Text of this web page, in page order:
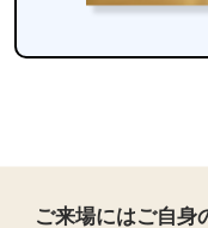
ご来場にはご自身